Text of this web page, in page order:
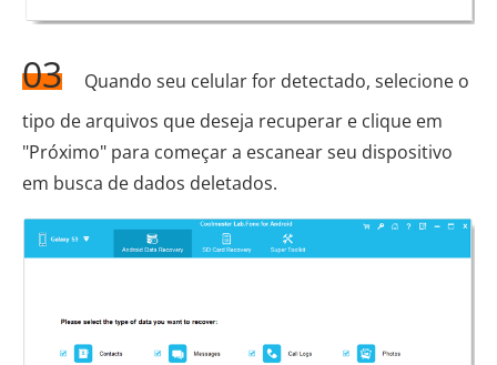
03
Quando seu celular for detectado, selecione o
tipo de arquivos que deseja recuperar e clique em
"Próximo" para começar a escanear seu dispositivo
em busca de dados deletados.